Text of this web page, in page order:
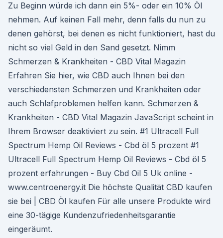
Zu Beginn würde ich dann ein 5%- oder ein 10% Öl
nehmen. Auf keinen Fall mehr, denn falls du nun zu
denen gehörst, bei denen es nicht funktioniert, hast du
nicht so viel Geld in den Sand gesetzt. Nimm
Schmerzen & Krankheiten - CBD Vital Magazin
Erfahren Sie hier, wie CBD auch Ihnen bei den
verschiedensten Schmerzen und Krankheiten oder
auch Schlafproblemen helfen kann. Schmerzen &
Krankheiten - CBD Vital Magazin JavaScript scheint in
Ihrem Browser deaktiviert zu sein. #1 Ultracell Full
Spectrum Hemp Oil Reviews - Cbd öl 5 prozent #1
Ultracell Full Spectrum Hemp Oil Reviews - Cbd öl 5
prozent erfahrungen - Buy Cbd Oil 5 Uk online -
www.centroenergy.it Die höchste Qualität CBD kaufen
sie bei | CBD Öl kaufen Für alle unsere Produkte wird
eine 30-tägige Kundenzufriedenheitsgarantie
eingeräumt.